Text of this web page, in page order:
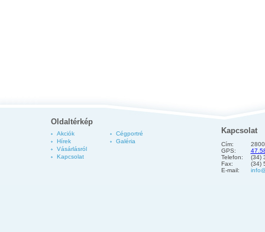
Oldaltérkép
Akciók
Hírek
Vásárlásról
Kapcsolat
Cégportré
Galéria
Kapcsolat
Cím:
GPS:
Telefon:
(34)
Fax:
(34)
E-mail: